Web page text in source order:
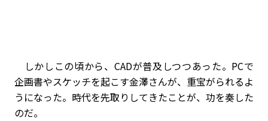
しかしこの頃から、CADが普及しつつあった。PCで
企画書やスケッチを起こす金澤さんが、重宝がられるよ
うになった。時代を先取りしてきたことが、功を奏した
のだ。